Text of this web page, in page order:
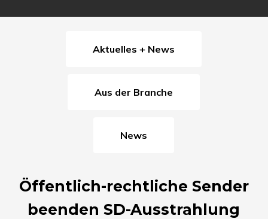
Aktuelles + News
Aus der Branche
News
Öffentlich-rechtliche Sender
beenden SD-Ausstrahlung